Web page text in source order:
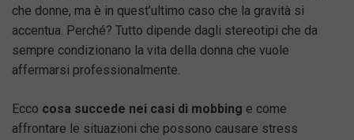
che donne, ma è in quest’ultimo caso che la gravità si
accentua. Perché? Tutto dipende dagli stereotipi che da
sempre condizionano la vita della donna che vuole
affermarsi professionalmente.
Ecco cosa succede nei casi di mobbing e come
affrontare le situazioni che possono causare stress